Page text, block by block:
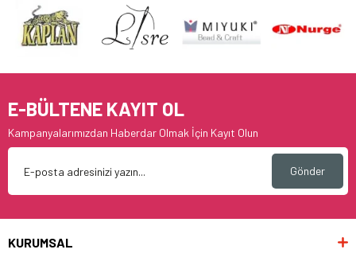
E-BÜLTENE KAYIT OL
Kampanyalarımızdan Haberdar Olmak İçin Kayıt Olun
Gönder
KURUMSAL